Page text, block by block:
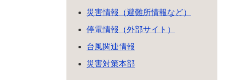
災害情報（避難所情報など）
停電情報（外部サイト）
台風関連情報
災害対策本部